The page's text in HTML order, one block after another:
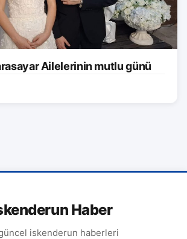
Ailelerinin mutlu günü
Haber
iskenderun haberleri